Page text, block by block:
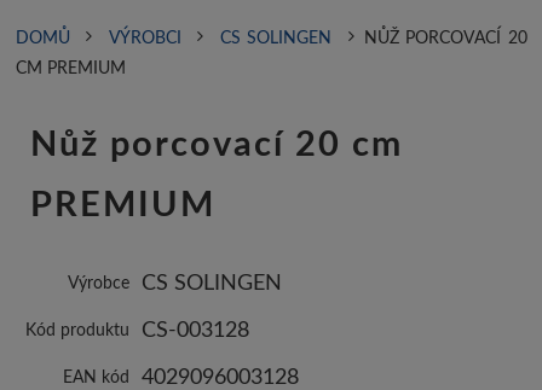
DOMŮ VÝROBCI CS SOLINGEN
NŮŽ PORCOVACÍ 20
CM PREMIUM
Nůž porcovací 20 cm
PREMIUM
Výrobce CS SOLINGEN
Kód produktu CS-003128
EAN kód 4029096003128